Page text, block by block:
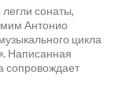
сонаты,
Антонио
цикла
Написанная
сопровождает